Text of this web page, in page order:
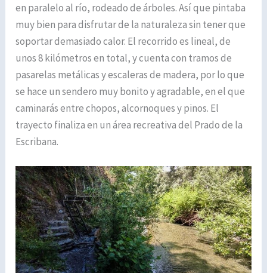
en paralelo al río, rodeado de árboles. Así que pintaba
muy bien para disfrutar de la naturaleza sin tener que
soportar demasiado calor. El recorrido es lineal, de
unos 8 kilómetros en total, y cuenta con tramos de
pasarelas metálicas y escaleras de madera, por lo que
se hace un sendero muy bonito y agradable, en el que
caminarás entre chopos, alcornoques y pinos. El
trayecto finaliza en un área recreativa del Prado de la
Escribana.